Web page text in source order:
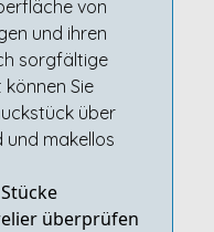
von
und ihren
sorgfältige
Sie
über
und makellos
überprüfen